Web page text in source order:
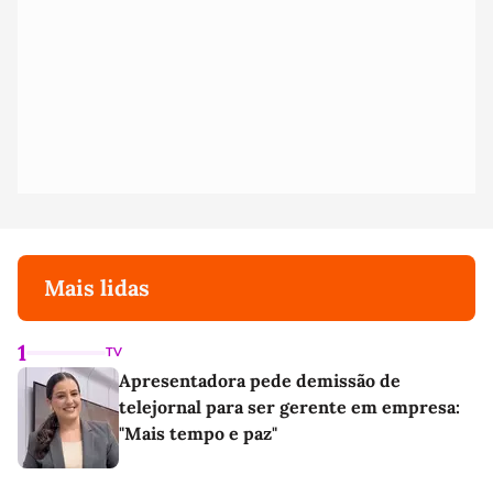
Mais lidas
1 TV
Apresentadora pede demissão de
telejornal para ser gerente em empresa:
"Mais tempo e paz"